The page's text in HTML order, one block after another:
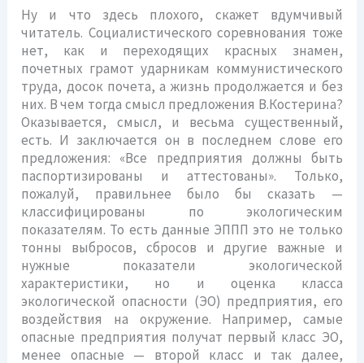
Ну и что здесь плохого, скажет вдумчивый
читатель. Социалистического соревнования тоже
нет, как и переходящих красных знамен,
почетных грамот ударникам коммунистического
труда, досок почета, а жизнь продолжается и без
них. В чем тогда смысл предложения В.Костерина?
Оказывается, смысл, и весьма существенный,
есть. И заключается он в последнем слове его
предложения: «Все предприятия должны быть
паспортизированы и аттестованы». Только,
пожалуй, правильнее было бы сказать —
классифицированы по экологическим
показателям. То есть данные ЭППП это не только
тонны выбросов, сбросов и другие важные и
нужные показатели экологической
характеристики, но и оценка класса
экологической опасности (ЭО) предприятия, его
воздействия на окружение. Например, самые
опасные предприятия получат первый класс ЭО,
менее опасные — второй класс и так далее,